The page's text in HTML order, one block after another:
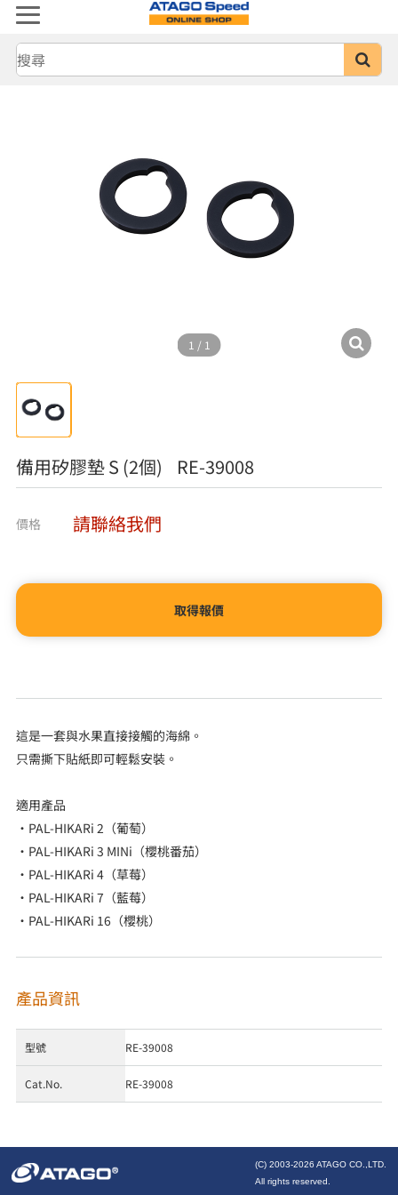
1 / 1
備用矽膠墊 S (2個) RE-39008
價格 請聯絡我們
取得報價
這是一套與水果直接接觸的海綿。
只需撕下貼紙即可輕鬆安裝。
適用產品
・PAL-HIKARi 2（葡萄）
・PAL-HIKARi 3 MINi（櫻桃番茄）
・PAL-HIKARi 4（草莓）
・PAL-HIKARi 7（藍莓）
・PAL-HIKARi 16（櫻桃）
產品資訊
型號 RE-39008
Cat.No. RE-39008
(C) 2003-2026 ATAGO CO.,LTD.
All rights reserved.